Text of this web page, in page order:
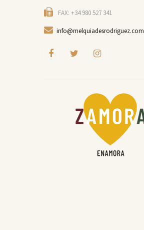
FAX: +34 980 527 341
info@melquiadesrodriguez.com